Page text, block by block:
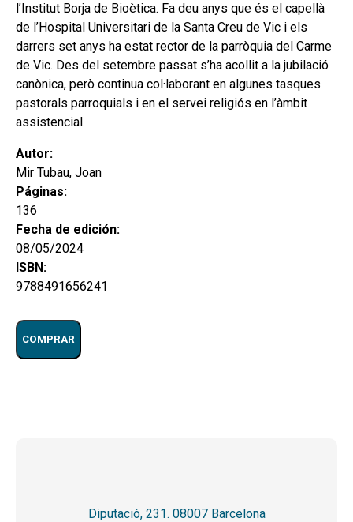
l’Institut Borja de Bioètica. Fa deu anys que és el capellà
de l’Hospital Universitari de la Santa Creu de Vic i els
darrers set anys ha estat rector de la parròquia del Carme
de Vic. Des del setembre passat s’ha acollit a la jubilació
canònica, però continua col·laborant en algunes tasques
pastorals parroquials i en el servei religiós en l’àmbit
assistencial.
Autor:
Mir Tubau, Joan
Páginas:
136
Fecha de edición:
08/05/2024
ISBN:
9788491656241
COMPRAR
Diputació, 231. 08007 Barcelona